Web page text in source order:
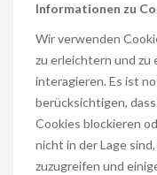
Informationen zu
Wir verwenden
zu erleichtern und zu
interagieren. Es ist
berücksichtigen,
Cookies blockieren
nicht in der Lage
zuzugreifen und